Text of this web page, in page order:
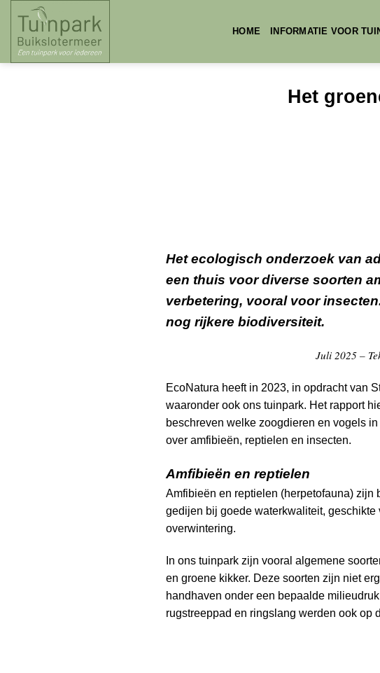
content
HOME INFORMATIE VOOR
Het
Het ecologisch onderzoek van
een thuis voor diverse soorten
verbetering, vooral voor
nog rijkere biodiversiteit.
Juli 2025 –
EcoNatura heeft in 2023, in opdracht van
waaronder ook ons tuinpark. Het rapport
beschreven welke zoogdieren en vogels
over amfibieën, reptielen en insecten.
Amfibieën en reptielen
Amfibieën en reptielen (herpetofauna)
gedijen bij goede waterkwaliteit,
overwintering.
In ons tuinpark zijn vooral algemene
en groene kikker. Deze soorten zijn niet
handhaven onder een bepaalde
rugstreeppad en ringslang werden ook op